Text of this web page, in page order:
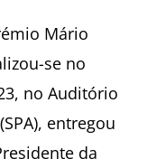
Mário
se no
no Auditório
entregou
da